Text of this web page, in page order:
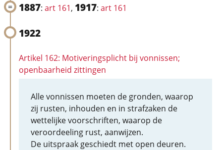
1887: art 161, 1917: art 161
1922
Artikel 162: Motiveringsplicht bij vonnissen;
openbaarheid zittingen
Alle vonnissen moeten de gronden, waarop
zij rusten, inhouden en in strafzaken de
wettelijke voorschriften, waarop de
veroordeeling rust, aanwijzen.
De uitspraak geschiedt met open deuren.